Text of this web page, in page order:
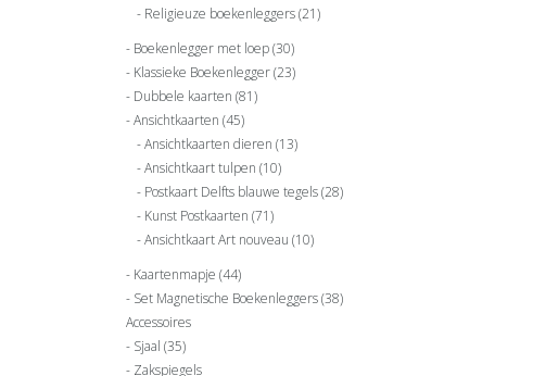
Religieuze boekenleggers(21)
Boekenlegger met loep(30)
Klassieke Boekenlegger(23)
Dubbele kaarten (81)
Ansichtkaarten (45)
Ansichtkaarten dieren (13)
Ansichtkaart tulpen (10)
Postkaart Delfts blauwe tegels(28)
Kunst Postkaarten (71)
Ansichtkaart Art nouveau (10)
Kaartenmapje (44)
Set Magnetische Boekenleggers(38)
Accessoires
Sjaal (35)
Zakspiegels